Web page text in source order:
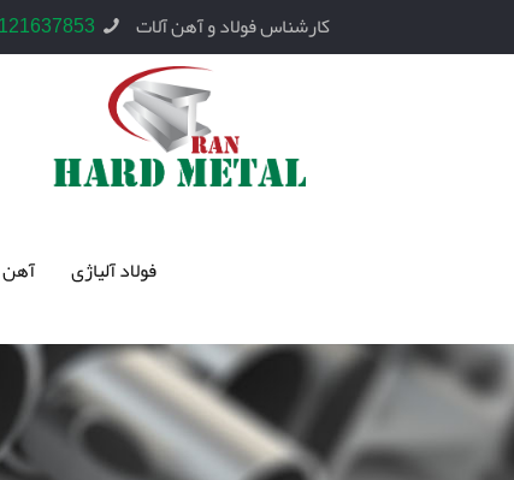
کارشناس فولاد و آهن آلات
فولاد آلیاژی